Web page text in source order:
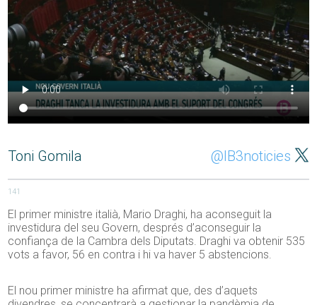
Toni Gomila @IB3noticies
141
El primer ministre italià, Mario Draghi, ha aconseguit la
investidura del seu Govern, després d’aconseguir la
confiança de la Cambra dels Diputats. Draghi va obtenir 535
vots a favor, 56 en contra i hi va haver 5 abstencions.
El nou primer ministre ha afirmat que, des d’aquets